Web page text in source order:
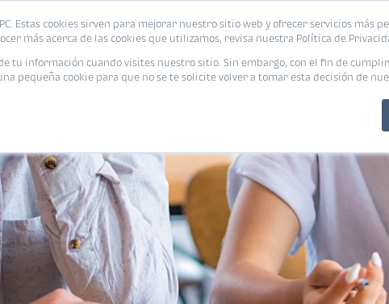
Estas cookies sirven para mejorar nuestro sitio web y ofrecer servicios más
más acerca de las cookies que utilizamos, revisa nuestra Política de
tu información cuando visites nuestro sitio. Sin embargo, con el fin de
pequeña cookie para que no se te solicite volver a tomar esta decisión de
PROMOCIONES